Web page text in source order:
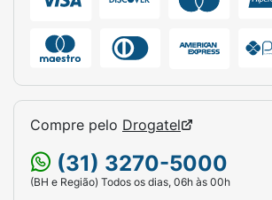
VITAMINA C E BIOTINA
funcionamento do organismo que
bioativos de Colágeno Verisol,
formação do colágeno,
radicais livres e contribuindo para
Compre pelo Drogatel
(31) 3270-5000
(BH e Região) Todos os dias, 06h às 00h